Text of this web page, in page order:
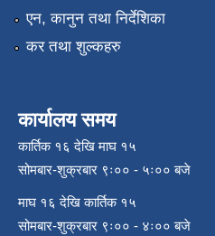
एन, कानुन तथा निर्देशिका
कर तथा शुल्कहरु
कार्यालय समय
कार्तिक १६ देखि माघ १५
सोमबार-शुक्रबार ९ः०० - ५ः०० बजे
माघ १६ देखि कार्तिक १५
सोमबार-शुक्रबार ९ः०० - ४ः०० बजे